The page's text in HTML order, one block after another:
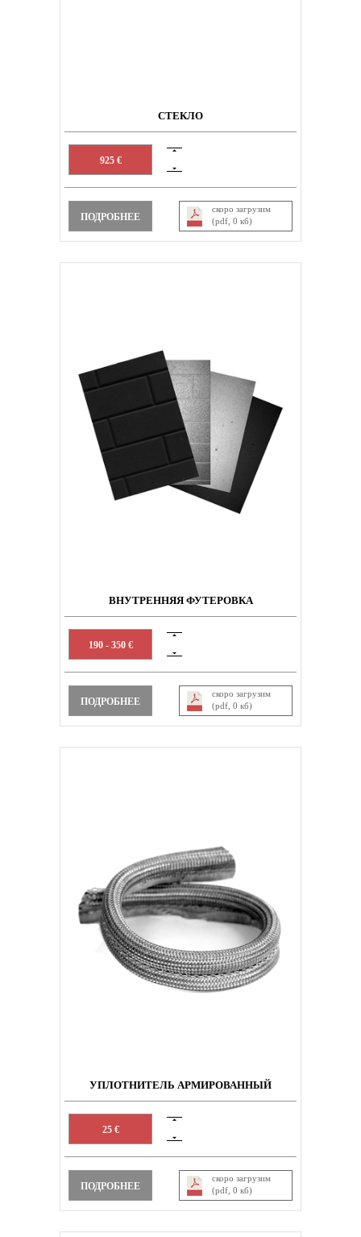
СТЕКЛО
925 €
ПОДРОБНЕЕ
скоро загрузим
(pdf, 0 кб)
ВНУТРЕННЯЯ ФУТЕРОВКА
190 - 350 €
ПОДРОБНЕЕ
скоро загрузим
(pdf, 0 кб)
УПЛОТНИТЕЛЬ АРМИРОВАННЫЙ
25 €
ПОДРОБНЕЕ
скоро загрузим
(pdf, 0 кб)